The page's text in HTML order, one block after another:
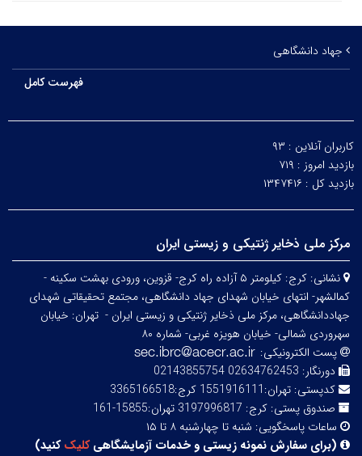
جهاد دانشگاهی
فهرست کامل
کاربران آنلاین : ۹۳
بازدید امروز : ۷۱۹
بازدید کل : ۱۳۴۷۴۱۶
مرکز ملی ذخایر ژنتیکی و زیستی ایران
نشانی:
کرج: کیلومتر ۵ آزاده راه کرج- قزوین، ورودی بهشت سکینه -
کمالشهر- انتهای خیابان شهدای جهاد دانشگاهی، مجتمع تحقیقاتی شهدای
جهاددانشگاهی، مرکز ملی ذخایر ژنتیکی و زیستی ایران - تهران: خیابان
سهروردی شمالی- خیابان هویزه غربی- شماره ۸۰
پست الکترونیکی:
دورنگار: 02634762453 02143855754
کدپستی: تهران:1551916111 کرج:3365166518
صندوق پستی: کرج: 3197996817 تهران:15855-161
ساعات پاسخگویی: شنبه تا چهارشنبه ۸ تا ۱۵
(برای سفارش نمونه زیستی و خدمات آزمایشگاهیکلیککنید)